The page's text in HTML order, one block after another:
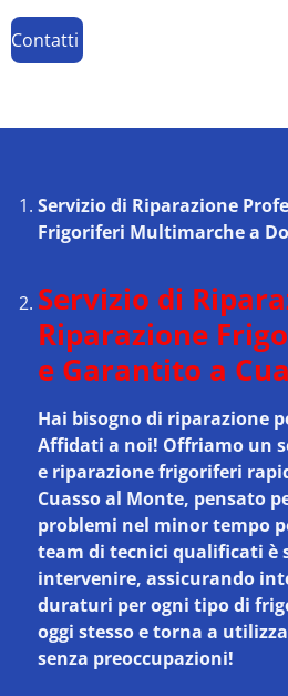
Contatti
Servizio di Riparazione
Frigoriferi Multimarche a
Servizio di
Riparazione
e Garantito a
Hai bisogno di riparazione
Affidati a noi! Offriamo un
e riparazione frigoriferi
Cuasso al Monte, pensato
problemi nel minor tempo
team di tecnici qualificati è
intervenire, assicurando
duraturi per ogni tipo di
oggi stesso e torna a
senza preoccupazioni!